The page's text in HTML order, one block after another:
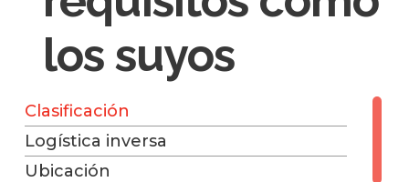
los suyos
Clasificación
Logística inversa
Ubicación